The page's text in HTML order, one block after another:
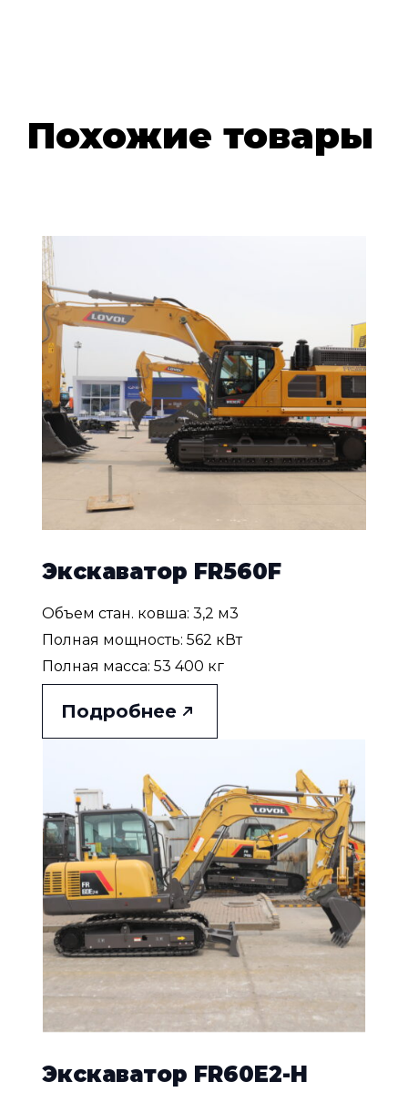
Похожие товары
Экскаватор FR560F
Объем стан. ковша: 3,2 м3
Полная мощность: 562 кВт
Полная масса: 53 400 кг
Подробнее
Экскаватор FR60E2-H